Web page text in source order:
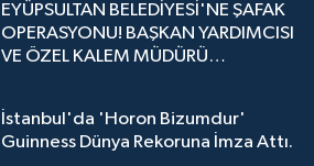
EYÜPSULTAN BELEDİYESİ'NE ŞAFAK
OPERASYONU! BAŞKAN YARDIMCISI
VE ÖZEL KALEM MÜDÜRÜ
İstanbul'da 'Horon Bizumdur'
Guinness Dünya Rekoruna İmza Attı.